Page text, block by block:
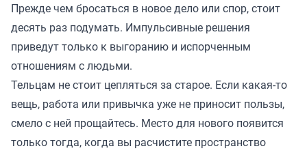
Прежде чем бросаться в новое дело или спор, стоит
десять раз подумать. Импульсивные решения
приведут только к выгоранию и испорченным
отношениям с людьми.
Тельцам не стоит цепляться за старое. Если какая-то
вещь, работа или привычка уже не приносит пользы,
смело с ней прощайтесь. Место для нового появится
только тогда, когда вы расчистите пространство